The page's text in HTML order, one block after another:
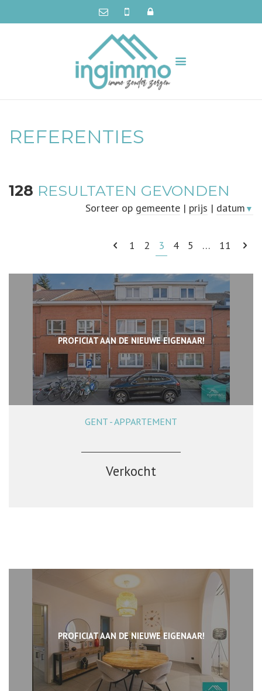
REFERENTIES
128 RESULTATEN GEVONDEN
Sorteer op gemeente | prijs | datum ▼
1 2 3 4 5 … 11
PROFICIAT AAN DE NIEUWE EIGENAAR!
70 m² 2 1
GENT - APPARTEMENT
Verkocht
PROFICIAT AAN DE NIEUWE EIGENAAR!